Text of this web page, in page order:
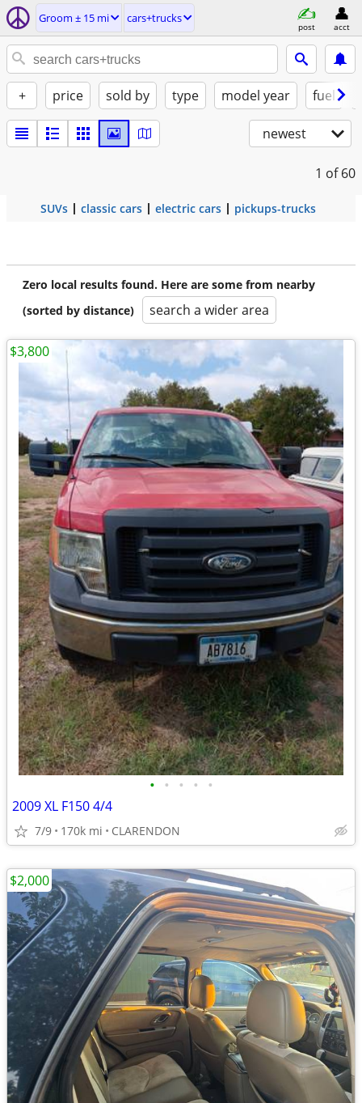
Groom ± 15 mi cars+trucks
post acct
+ price sold by type model year fuel
newest
1 of 60
SUVs classic cars electric cars pickups-trucks
Zero local results found. Here are some from nearby
(sorted by distance)
search a wider area
• • • • •
2009 XL F150 4/4
7/9 170k mi CLARENDON
$3,800
$2,000